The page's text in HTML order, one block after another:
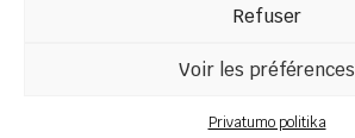
Refuser
Voir les préférences
Privatumo politika
Privatumo politika